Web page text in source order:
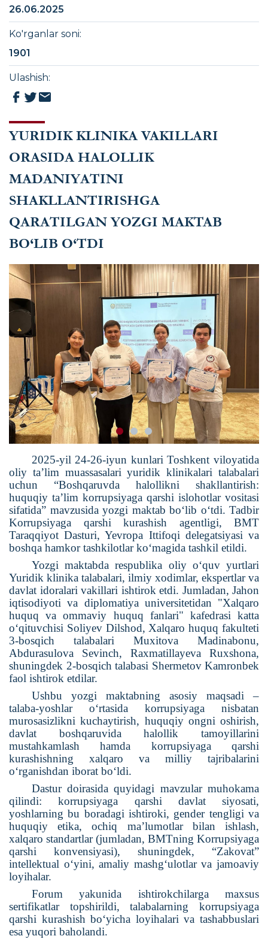
YURIDIK KLINIKA VAKILLARI
ORASIDA HALOLLIK
MADANIYATINI
SHAKLLANTIRISHGA
QARATILGAN YOZGI MAKTAB
BO‘LIB O‘TDI
2025-yil 24-26-iyun kunlari Toshkent viloyatida
oliy ta’lim muassasalari yuridik klinikalari talabalari
uchun “Boshqaruvda halollikni shakllantirish:
huquqiy ta’lim korrupsiyaga qarshi islohotlar vositasi
sifatida” mavzusida yozgi maktab bo‘lib o‘tdi. Tadbir
Korrupsiyaga qarshi kurashish agentligi, BMT
Taraqqiyot Dasturi, Yevropa Ittifoqi delegatsiyasi va
boshqa hamkor tashkilotlar ko‘magida tashkil etildi.
Yozgi maktabda respublika oliy o‘quv yurtlari
Yuridik klinika talabalari, ilmiy xodimlar, ekspertlar va
davlat idoralari vakillari ishtirok etdi. Jumladan, Jahon
iqtisodiyoti va diplomatiya universitetidan "Xalqaro
huquq va ommaviy huquq fanlari" kafedrasi katta
o‘qituvchisi Soliyev Dilshod, Xalqaro huquq fakulteti
3-bosqich talabalari Muxitova Madinabonu,
Abdurasulova Sevinch, Raxmatillayeva Ruxshona,
shuningdek 2-bosqich talabasi Shermetov Kamronbek
faol ishtirok etdilar.
Ushbu yozgi maktabning asosiy maqsadi –
talaba-yoshlar o‘rtasida korrupsiyaga nisbatan
murosasizlikni kuchaytirish, huquqiy ongni oshirish,
davlat boshqaruvida halollik tamoyillarini
mustahkamlash hamda korrupsiyaga qarshi
kurashishning xalqaro va milliy tajribalarini
o‘rganishdan iborat bo‘ldi.
Dastur doirasida quyidagi mavzular muhokama
qilindi: korrupsiyaga qarshi davlat siyosati,
yoshlarning bu boradagi ishtiroki, gender tengligi va
huquqiy etika, ochiq ma’lumotlar bilan ishlash,
xalqaro standartlar (jumladan, BMTning Korrupsiyaga
qarshi konvensiyasi), shuningdek, “Zakovat”
intellektual o‘yini, amaliy mashg‘ulotlar va jamoaviy
loyihalar.
Forum yakunida ishtirokchilarga maxsus
sertifikatlar topshirildi, talabalarning korrupsiyaga
qarshi kurashish bo‘yicha loyihalari va tashabbuslari
esa yuqori baholandi.
26.06.2025
Ko'rganlar soni:
1901
Ulashish: